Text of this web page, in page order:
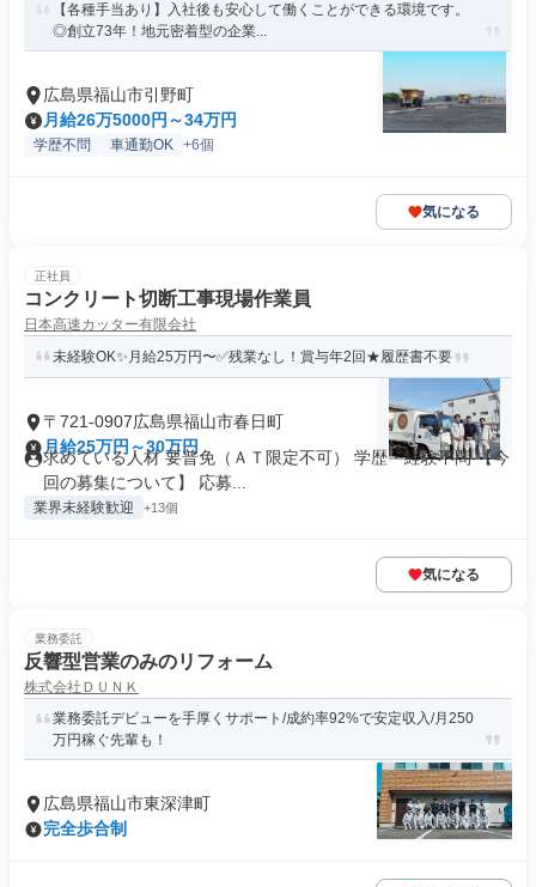
【各種手当あり】入社後も安心して働くことができる環境です。
◎創立73年！地元密着型の企業...
広島県福山市引野町
月給26万5000円～34万円
学歴不問 車通勤OK +6個
気になる
正社員
コンクリート切断工事現場作業員
日本高速カッター有限会社
未経験OK✨月給25万円〜✅残業なし！賞与年2回★履歴書不要
〒721-0907広島県福山市春日町
月給25万円～30万円
求めている人材 要普免（ＡＴ限定不可） 学歴・経験不問 【今
回の募集について】 応募...
業界未経験歓迎 +13個
気になる
業務委託
反響型営業のみのリフォーム
株式会社ＤＵＮＫ
業務委託デビューを手厚くサポート/成約率92%で安定収入/月250
万円稼ぐ先輩も！
広島県福山市東深津町
完全歩合制